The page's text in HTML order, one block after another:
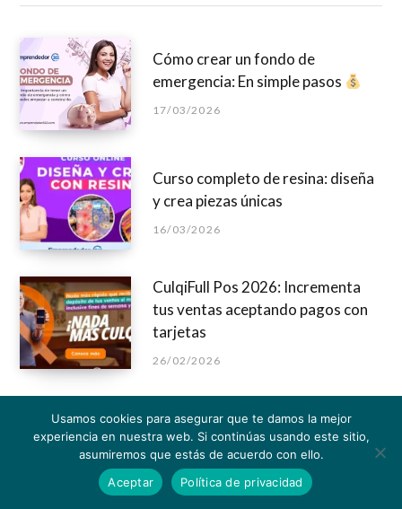
Cómo crear un fondo de
emergencia: En simple pasos
17/03/2026
Curso completo de resina: diseña
y crea piezas únicas
16/03/2026
CulqiFull Pos 2026: Incrementa
tus ventas aceptando pagos con
tarjetas
26/02/2026
Usamos cookies para asegurar que te damos la mejor
experiencia en nuestra web. Si continúas usando este sitio,
asumiremos que estás de acuerdo con ello.
Aceptar
Política de privacidad